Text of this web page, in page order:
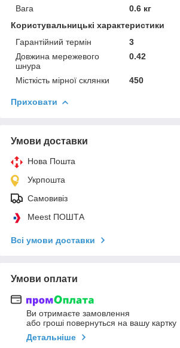
Вага
0.6 кг
Користувальницькі характеристики
Гарантійний термін
3
Довжина мережевого
шнура
0.42
Місткість мірної склянки 450
Приховати
Умови доставки
Нова Пошта
Укрпошта
Самовивіз
Meest ПОШТА
Всі умови доставки
Умови оплати
Ви отримаєте замовлення
або гроші повернуться на вашу картку
Детальніше